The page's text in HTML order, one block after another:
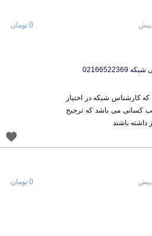
کارشناس شبکه در اختیار
کسانی می باشد که ترجیح
داشته باشند
0 تومان
0 تومان